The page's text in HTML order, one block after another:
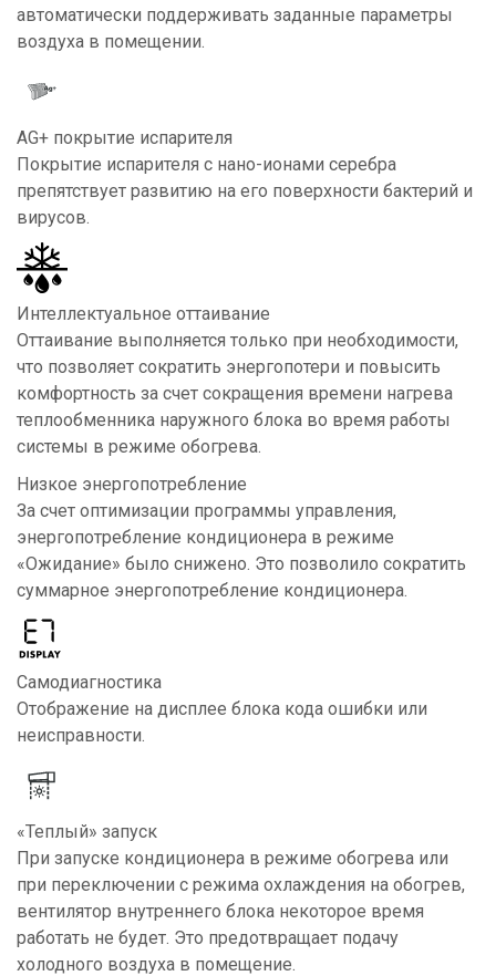
автоматически поддерживать заданные параметры
воздуха в помещении.
AG+ покрытие испарителя
Покрытие испарителя с нано-ионами серебра
препятствует развитию на его поверхности бактерий и
вирусов.
Интеллектуальное оттаивание
Оттаивание выполняется только при необходимости,
что позволяет сократить энергопотери и повысить
комфортность за счет сокращения времени нагрева
теплообменника наружного блока во время работы
системы в режиме обогрева.
Низкое энергопотребление
За счет оптимизации программы управления,
энергопотребление кондиционера в режиме
«Ожидание» было снижено. Это позволило сократить
суммарное энергопотребление кондиционера.
Самодиагностика
Отображение на дисплее блока кода ошибки или
неисправности.
«Теплый» запуск
При запуске кондиционера в режиме обогрева или
при переключении с режима охлаждения на обогрев,
вентилятор внутреннего блока некоторое время
работать не будет. Это предотвращает подачу
холодного воздуха в помещение.